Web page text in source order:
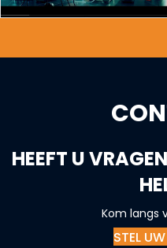
HEEFT U
Kom langs
STEL